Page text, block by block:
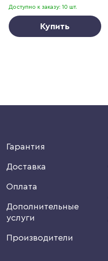
Доступно к заказу: 10 шт.
Купить
Гарантия
Доставка
Оплата
Дополнительные
услуги
Производители